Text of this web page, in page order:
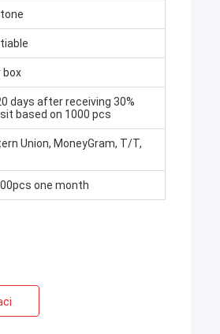
box
days after receiving 30%
based on 1000 pcs
Union, MoneyGram, T/T,
one month